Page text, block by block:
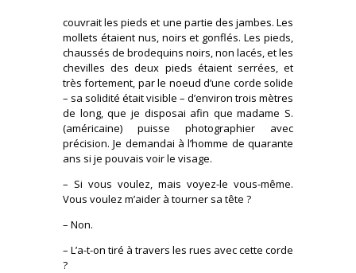
couvrait les pieds et une partie des jambes. Les
mollets étaient nus, noirs et gonflés. Les pieds,
chaussés de brodequins noirs, non lacés, et les
chevilles des deux pieds étaient serrées, et
très fortement, par le noeud d’une corde solide
– sa solidité était visible – d’environ trois mètres
de long, que je disposai afin que madame S.
(américaine) puisse photographier avec
précision. Je demandai à l’homme de quarante
ans si je pouvais voir le visage.
– Si vous voulez, mais voyez-le vous-même.
Vous voulez m’aider à tourner sa tête ?
– Non.
– L’a-t-on tiré à travers les rues avec cette corde
?